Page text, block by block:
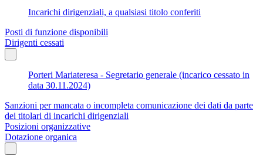
Incarichi dirigenziali, a qualsiasi titolo conferiti
Posti di funzione disponibili
Dirigenti cessati
Porteri Mariateresa - Segretario generale (incarico cessato in
data 30.11.2024)
Sanzioni per mancata o incompleta comunicazione dei dati da parte
dei titolari di incarichi dirigenziali
Posizioni organizzative
Dotazione organica